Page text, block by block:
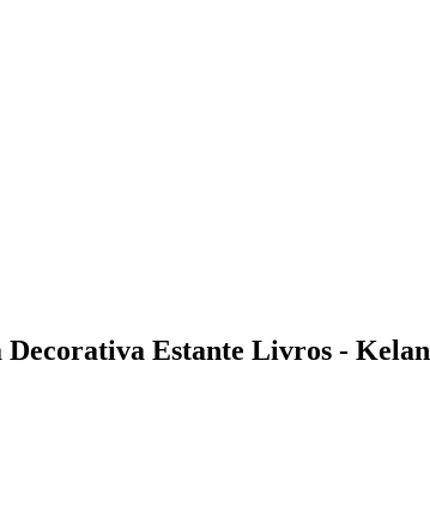
Decorativa Estante Livros - Kelan